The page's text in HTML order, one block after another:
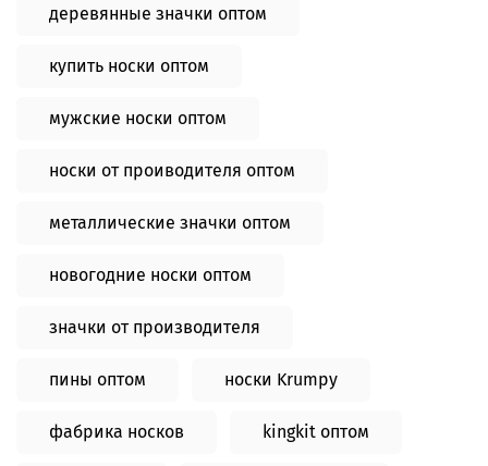
деревянные значки оптом
купить носки оптом
мужские носки оптом
носки от проиводителя оптом
металлические значки оптом
новогодние носки оптом
значки от производителя
пины оптом носки Krumpy
фабрика носков kingkit оптом